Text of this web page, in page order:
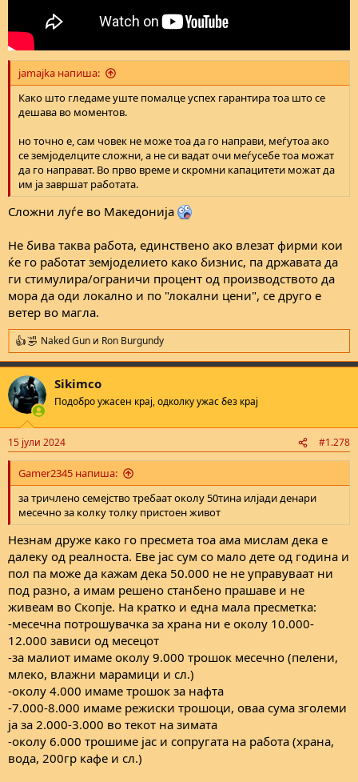
jamajka напиша:
Како што гледаме уште помалце успех гарантира тоа што се
дешава во моментов.
но точно е, сам човек не може тоа да го направи, меѓутоа ако
се земјоделците сложни, а не си вадат очи меѓусебе тоа можат
да го направат. Во прво време и скромни капацитети можат да
им ја завршат работата.
Сложни луѓе во Македонија
Не бива таква работа, единствено ако влезат фирми кои
ќе го работат земјоделието како бизнис, па државата да
ги стимулира/ограничи процент од производството да
мора да оди локално и по "локални цени", се друго е
ветер во магла.
R
e
a
c
t
i
s
:
Naked Gun и Ron Burgundy
Sikimco
Подобро ужасен крај, одколку ужас без крај
15 јули 2024 #1.278
Gamer2345 напиша:
за тричлено семејство требаат околу 50тина илјади денари
месечно за колку толку пристоен живот
Незнам друже како го пресмета тоа ама мислам дека е
далеку од реалноста. Еве jас сум со мало дете од година и
пол па може да кажам дека 50.000 не не управуваат ни
под разно, а имам решено станбено прашаве и не
живеам во Скопjе. На кратко и една мала пресметка:
-месечна потрошувачка за храна ни е околу 10.000-
12.000 зависи од месецот
-за малиот имаме околу 9.000 трошок месечно (пелени,
млеко, влажни марамици и сл.)
-околу 4.000 имаме трошок за нафта
-7.000-8.000 имаме режиски трошоци, оваа сума зголеми
jа за 2.000-3.000 во текот на зимата
-околу 6.000 трошиме jaс и сопругата на работа (храна,
вода, 200гр кафе и сл.)